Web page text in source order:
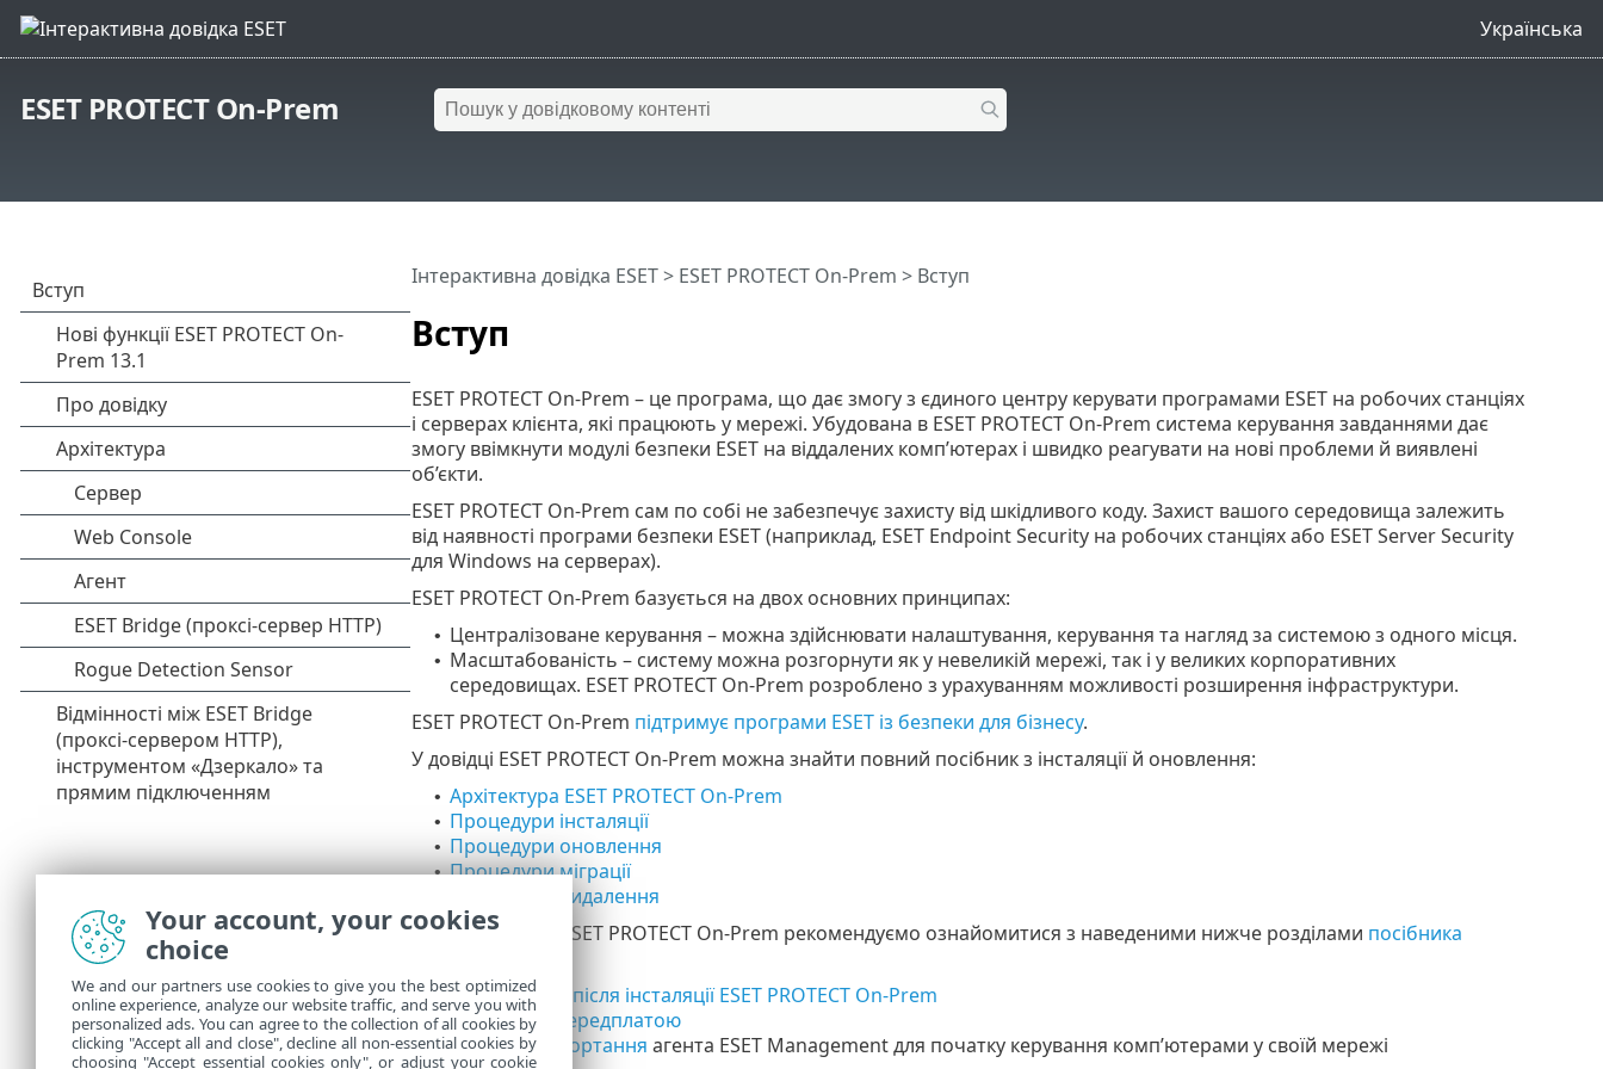
Українська
ESET PROTECT On-Prem
Вступ
Інтерактивна довідка ESET> ESET PROTECT On-Prem > Вступ
ESET PROTECT On-Prem – це програма, що дає змогу з єдиного центру керувати програмами ESET на робочих станціях
і серверах клієнта, які працюють у мережі. Убудована в ESET PROTECT On-Prem система керування завданнями дає
змогу ввімкнути модулі безпеки ESET на віддалених комп’ютерах і швидко реагувати на нові проблеми й виявлені
об’єкти.
ESET PROTECT On-Prem сам по собі не забезпечує захисту від шкідливого коду. Захист вашого середовища залежить
від наявності програми безпеки ESET (наприклад, ESET Endpoint Security на робочих станціях або ESET Server Security
для Windows на серверах).
ESET PROTECT On-Prem базується на двох основних принципах:
• Централізоване керування – можна здійснювати налаштування, керування та нагляд за системою з одного місця.
• Масштабованість – систему можна розгорнути як у невеликій мережі, так і у великих корпоративних
середовищах. ESET PROTECT On-Prem розроблено з урахуванням можливості розширення інфраструктури.
ESET PROTECT On-Prem підтримує програми ESET із безпеки для бізнесу.
У довідці ESET PROTECT On-Prem можна знайти повний посібник з інсталяції й оновлення:
• Архітектура ESET PROTECT On-Prem
• Процедури інсталяції
• Процедури оновлення
• Процедури міграції
Процедури видалення
Після інсталяції ESET PROTECT On-Prem рекомендуємо ознайомитися з наведеними нижче розділами посібника
• Перші кроки після інсталяції ESET PROTECT On-Prem
• Керування передплатою
• Методи розгортання агента ESET Management для початку керування комп’ютерами у своїй мережі
Your account, your cookies
choice
We and our partners use cookies to give you the best optimized
online experience, analyze our website traffic, and serve you with
personalized ads. You can agree to the collection of all cookies by
clicking "Accept all and close", decline all non-essential cookies by
choosing "Accept essential cookies only", or adjust your cookie